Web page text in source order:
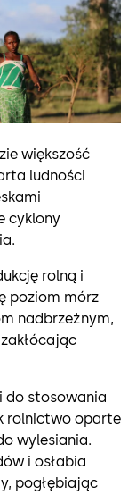
większość
ludności
cyklony
rolną i
poziom mórz
nadbrzeżnym,
do stosowania
rolnictwo oparte
wylesiania.
i osłabia
pogłębiając